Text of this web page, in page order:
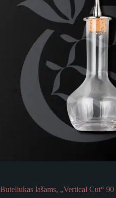
Buteliukas lašams, „Vertical Cut“ 90